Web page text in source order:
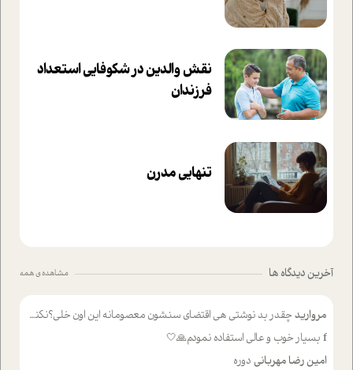
نقش والدین در شکوفا‌یی ا‌ستعداد
فرزندان‌
تنهایی مدرن
آخرین دیدگاه ها مشاهده ی همه
مروارید چقدر بد نوشتی هی اقتضای سنشون معصومانه این اون خلی؟نکنه تا چهل سالگی پوشکت میکردن و شیر میخوردی که به اینا میگی کودک
f بسیار خوب و عالی استفاده نمودم🙏🤍
امین رضا مهربانی دوره